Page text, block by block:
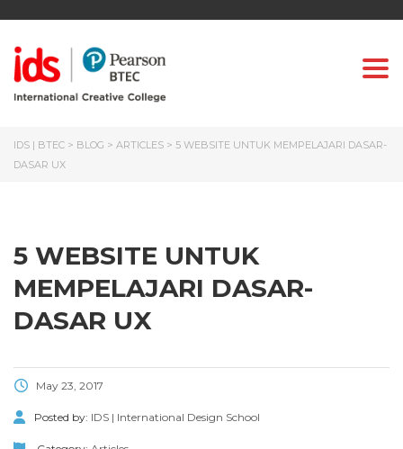
IDS | BTEC > BLOG > ARTICLES > 5 WEBSITE UNTUK MEMPELAJARI DASAR-
DASAR UX
5 WEBSITE UNTUK
MEMPELAJARI DASAR-
DASAR UX
May 23, 2017
Posted by: IDS | International Design School